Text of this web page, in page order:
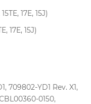
17E, 15J)
17E, 15J)
709802-YD1 Rev. X1,
0150,